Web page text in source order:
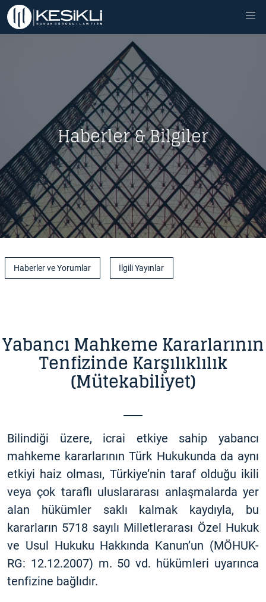
Haberler & Bilgiler
Haberler ve Yorumlar İlgili Yayınlar
Yabancı Mahkeme Kararlarının
Tenfizinde Karşılıklılık
(Mütekabiliyet)
Bilindiği üzere, icrai etkiye sahip yabancı
mahkeme kararlarının Türk Hukukunda da aynı
etkiyi haiz olması, Türkiye’nin taraf olduğu ikili
veya çok taraflı uluslararası anlaşmalarda yer
alan hükümler saklı kalmak kaydıyla, bu
kararların 5718 sayılı Milletlerarası Özel Hukuk
ve Usul Hukuku Hakkında Kanun’un (MÖHUK-
RG: 12.12.2007) m. 50 vd. hükümleri uyarınca
tenfizine bağlıdır.